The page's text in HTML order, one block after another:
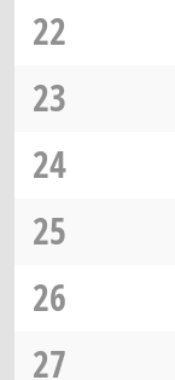
22
23
24
25
26
27